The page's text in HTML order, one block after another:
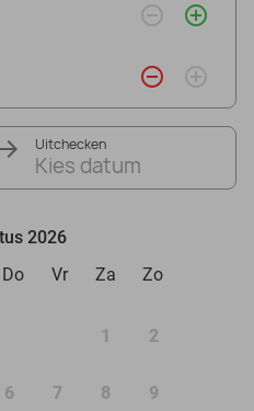
remove_circle_outline add_circle_outline
remove_circle_outline add_circle_outline
Uitchecken
Kies datum
2026
Do Vr Za Zo
1 2
6 7 8 9